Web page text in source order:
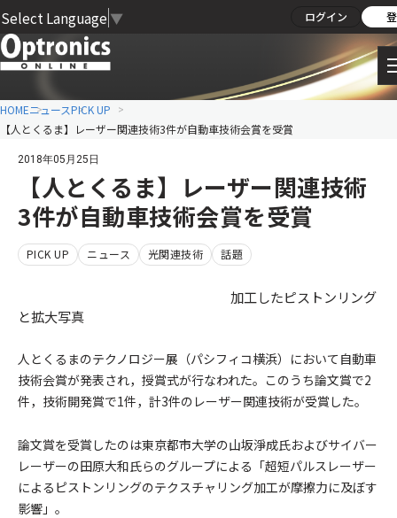
Select Language ▼ ログイン
HOMEニュースPICK UP
【人とくるま】レーザー関連技術3件が自動車技術会賞を受賞
2018年05月25日
【人とくるま】レーザー関連技術
3件が自動車技術会賞を受賞
PICK UP ニュース 光関連技術 話題
加工したピストンリング
と拡大写真
人とくるまのテクノロジー展（パシフィコ横浜）において自動車
技術会賞が発表され，授賞式が行なわれた。このうち論文賞で2
件，技術開発賞で1件，計3件のレーザー関連技術が受賞した。
論文賞を受賞したのは東京都市大学の山坂淨成氏およびサイバー
レーザーの田原大和氏らのグループによる「超短パルスレーザー
によるピストンリングのテクスチャリング加工が摩擦力に及ぼす
影響」。